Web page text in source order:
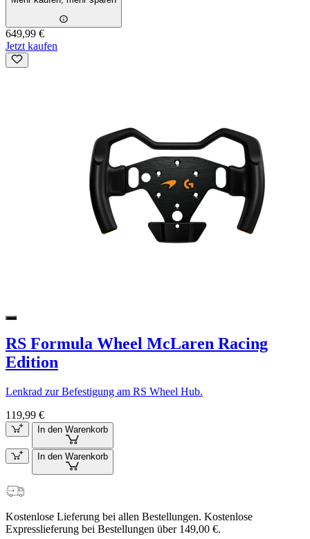
649,99 €
Jetzt kaufen
RS Formula Wheel McLaren Racing
Edition
Lenkrad zur Befestigung am RS Wheel Hub.
119,99 €
In den Warenkorb
In den Warenkorb
Kostenlose Lieferung bei allen Bestellungen. Kostenlose
Expresslieferung bei Bestellungen über 149,00 €.